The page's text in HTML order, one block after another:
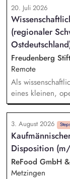
Auf Basis der
passgenaue
zentralen Fragen
strategischen
20. Juli 2026
(regionaler
Freudenberg
Remote
Als
eines kleinen,
klaren
implementiert.
Umsetzung der
die
übersetzen
3. August 2026
Disposition
ReFood GmbH
Metzingen